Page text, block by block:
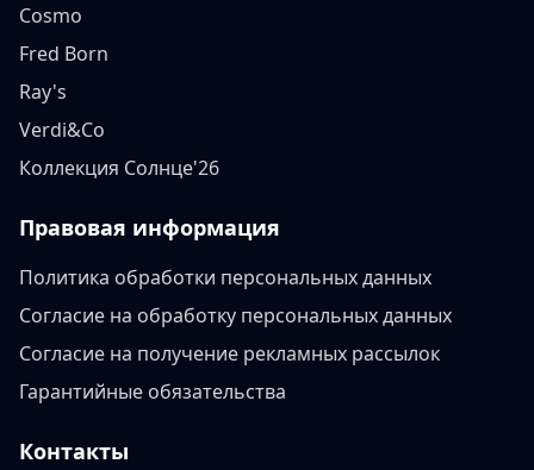
Cosmo
Fred Born
Ray's
Verdi&Co
Коллекция Солнце'26
Правовая информация
Политика обработки персональных данных
Согласие на обработку персональных данных
Согласие на получение рекламных рассылок
Гарантийные обязательства
Контакты